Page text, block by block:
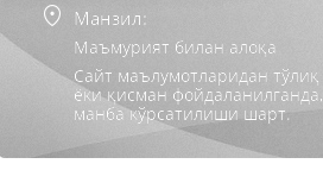
Манзил:
Маъмурият билан алоқа
Сайт маълумотларидан тўлиқ
ёки қисман фойдаланилганда,
манба кўрсатилиши шарт.